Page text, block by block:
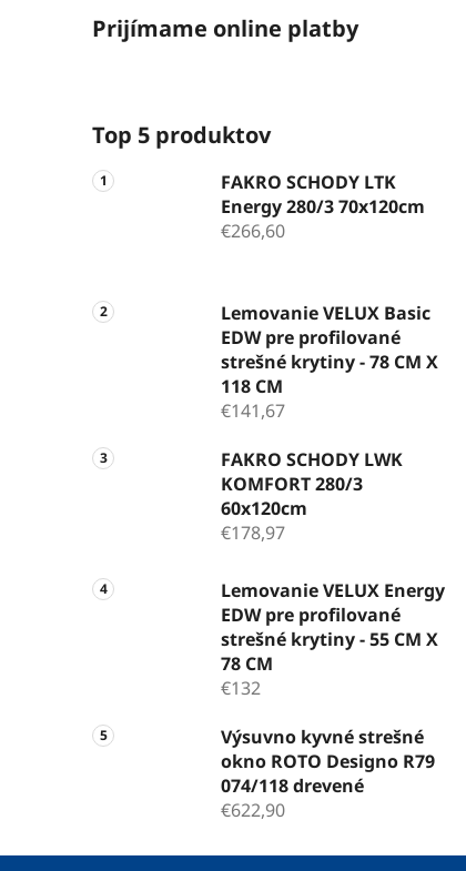
Prijímame online platby
Top 5 produktov
FAKRO SCHODY LTK
Energy 280/3 70x120cm
€266,60
Lemovanie VELUX Basic
EDW pre profilované
strešné krytiny - 78 CM X
118 CM
€141,67
FAKRO SCHODY LWK
KOMFORT 280/3
60x120cm
€178,97
Lemovanie VELUX Energy
EDW pre profilované
strešné krytiny - 55 CM X
78 CM
€132
Výsuvno kyvné strešné
okno ROTO Designo R79
074/118 drevené
€622,90